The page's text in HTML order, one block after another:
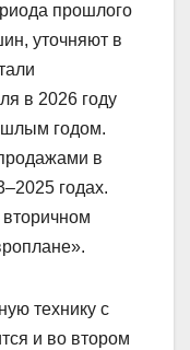
прошлого
уточняют в
в 2026 году
годом.
в
годах.
технику с
и во втором